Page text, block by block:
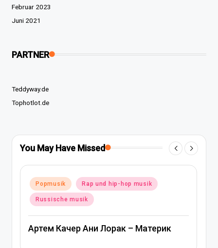
Februar 2023
Juni 2021
PARTNER
Teddyway.de
Tophotlot.de
You May Have Missed
Posted
in
Popmusik Rap und hip-hop musik
Russische musik
Артем Качер Ани Лорак – Материк